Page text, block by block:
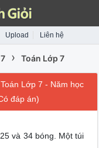
Upload Liên hệ
› Toán Lớp 7
Lớp 7 - Năm học
đáp án)
và 34 bóng. Một túi